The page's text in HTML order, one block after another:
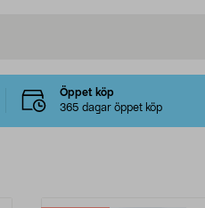
Öppet köp
365 dagar öppet köp